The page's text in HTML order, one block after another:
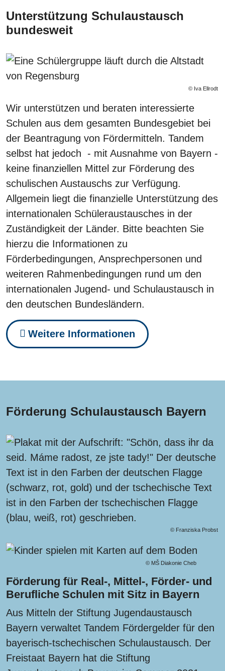
Unterstützung Schulaustausch
bundesweit
© Iva Ellrodt
Wir unterstützen und beraten interessierte
Schulen aus dem gesamten Bundesgebiet bei
der Beantragung von Fördermitteln. Tandem
selbst hat jedoch - mit Ausnahme von Bayern -
keine finanziellen Mittel zur Förderung des
schulischen Austauschs zur Verfügung.
Allgemein liegt die finanzielle Unterstützung des
internationalen Schüleraustausches in der
Zuständigkeit der Länder. Bitte beachten Sie
hierzu die Informationen zu
Förderbedingungen, Ansprechpersonen und
weiteren Rahmenbedingungen rund um den
internationalen Jugend- und Schulaustausch in
den deutschen Bundesländern.
Weitere Informationen
Förderung Schulaustausch Bayern
© Franziska Probst
© MŠ Diakonie Cheb
Förderung für Real-, Mittel-, Förder- und
Berufliche Schulen mit Sitz in Bayern
Aus Mitteln der Stiftung Jugendaustausch
Bayern verwaltet Tandem Fördergelder für den
bayerisch-tschechischen Schulaustausch. Der
Freistaat Bayern hat die Stiftung